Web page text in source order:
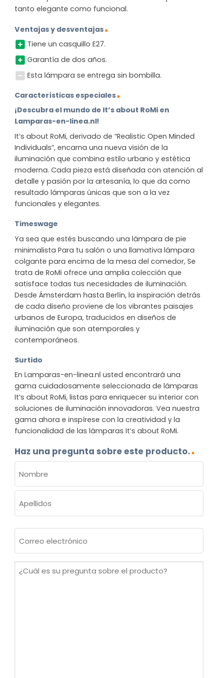
tanto elegante como funcional.
Ventajas y desventajas
Tiene un casquillo E27.
Garantía de dos años.
Esta lámpara se entrega sin bombilla.
Características especiales
¡Descubra el mundo de It’s about RoMi en
Lamparas-en-linea.nl!
It’s about RoMi, derivado de “Realistic Open Minded
Individuals”, encarna una nueva visión de la
iluminación que combina estilo urbano y estética
moderna. Cada pieza está diseñada con atención al
detalle y pasión por la artesanía, lo que da como
resultado lámparas únicas que son a la vez
funcionales y elegantes.
Timeswage
Ya sea que estés buscando una lámpara de pie
minimalista Para tu salón o una llamativa lámpara
colgante para encima de la mesa del comedor, Se
trata de RoMi ofrece una amplia colección que
satisface todas tus necesidades de iluminación.
Desde Ámsterdam hasta Berlín, la inspiración detrás
de cada diseño proviene de los vibrantes paisajes
urbanos de Europa, traducidos en diseños de
iluminación que son atemporales y
contemporáneos.
Surtido
En Lamparas-en-linea.nl usted encontrará una
gama cuidadosamente seleccionada de lámparas
It’s about RoMi, listas para enriquecer su interior con
soluciones de iluminación innovadoras. Vea nuestra
gama ahora e inspírese con la creatividad y la
funcionalidad de las lámparas It’s about RoMi.
Haz una pregunta sobre este producto.
(OBLIGATORIO)
Nombre
electrónico
¿Cuál